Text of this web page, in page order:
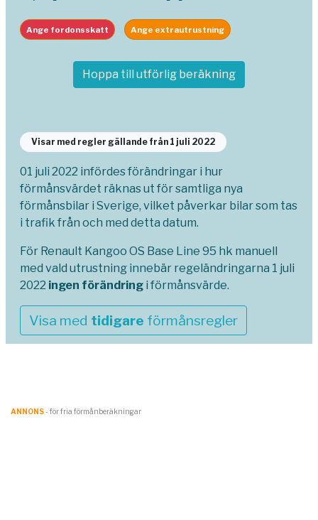
Ange fordonsskatt Ange extrautrustning
Hoppa till utförlig beräkning
Visar med regler gällande från 1 juli 2022
01 juli 2022 infördes förändringar i hur
förmånsvärdet räknas ut för samtliga nya
förmånsbilar i Sverige, vilket påverkar bilar som tas
i trafik från och med detta datum.
För Renault Kangoo OS Base Line 95 hk manuell
med vald utrustning innebär regeländringarna 1 juli
2022 ingen förändring i förmånsvärde.
Visa med tidigare förmånsregler
ANNONS- för fria förmånberäkningar